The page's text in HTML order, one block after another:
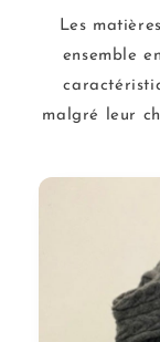
Les
ensemble
malgré leur